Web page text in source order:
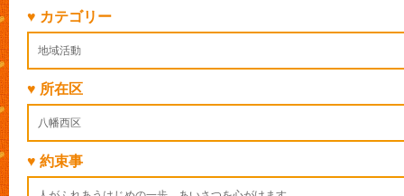
♥ カテゴリー
地域活動
♥ 所在区
八幡西区
♥ 約束事